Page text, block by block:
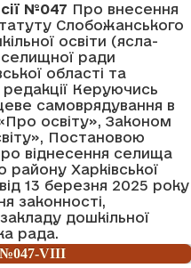
№047 Про внесення
Слобожанського
освіти (ясла-
ради
області та
Керуючись
самоврядування в
освіту», Законом
Постановою
віднесення селища
району Харківської
13 березня 2025 року
законності,
дошкільної
рада.
№047-VIII